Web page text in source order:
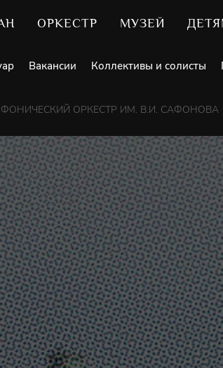
ОРКЕСТР МУЗЕЙ
Вакансии Коллективы и солисты
ОРКЕСТР ИМ. В.И. САФОНОВА